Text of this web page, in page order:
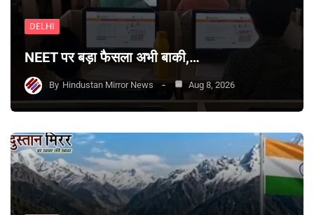
DELHI
NEET पर बड़ा फैसला अभी बाकी,…
By Hindustan Mirror News Aug 8, 2026